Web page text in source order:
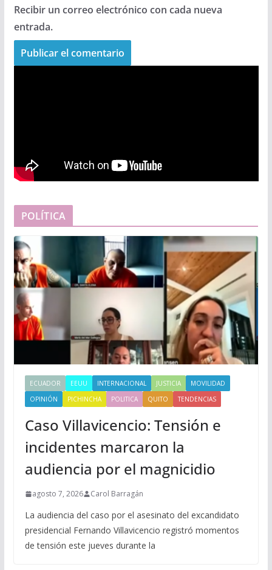
Recibir un correo electrónico con cada nueva
entrada.
POLÍTICA
ECUADOR EEUU INTERNACIONAL JUSTICIA
MOVILIDAD
OPINIÓN
PICHINCHA POLITICA QUITO TENDENCIAS
Caso Villavicencio: Tensión e
incidentes marcaron la
audiencia por el magnicidio
agosto 7, 2026 Carol Barragán
La audiencia del caso por el asesinato del excandidato
presidencial Fernando Villavicencio registró momentos
de tensión este jueves durante la